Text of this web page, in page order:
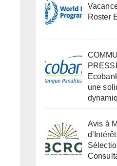
Roster
une
Avis à